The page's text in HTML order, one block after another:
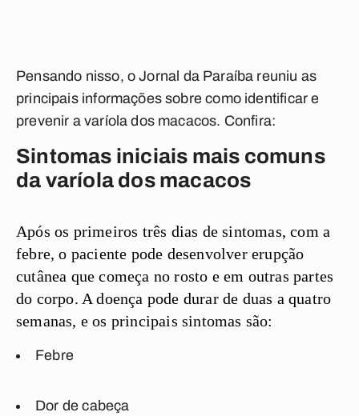
Pensando nisso, oJornal da Paraíba reuniu as
principais informações sobre como identificar e
prevenir a varíola dos macacos. Confira:
Sintomas iniciais mais comuns
da varíola dos macacos
Após os primeiros três dias de sintomas, com a
febre, o paciente pode desenvolver erupção
cutânea que começa no rosto e em outras partes
do corpo. A doença pode durar de duas a quatro
semanas, e os principais sintomas são:
Febre
Dor de cabeça